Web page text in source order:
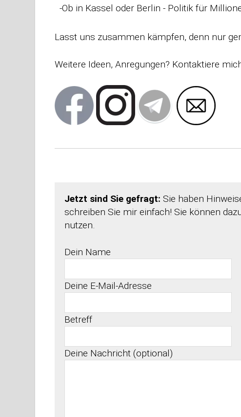
-Ob in Kassel oder Berlin - Politik für
Lasst uns zusammen kämpfen, denn nur
Weitere Ideen, Anregungen? Kontaktiere
Jetzt sind Sie gefragt: Sie haben
schreiben Sie mir einfach! Sie können
nutzen.
Dein Name
Deine E-Mail-Adresse
Betreff
Deine Nachricht (optional)